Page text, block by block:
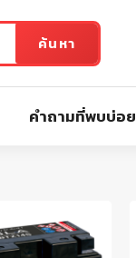
ค้นหา
คำถามที่พบบ่อย